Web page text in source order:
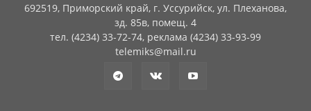
692519, Приморский край, г. Уссурийск, ул. Плеханова,
зд. 85в, помещ. 4
тел. (4234) 33-72-74, реклама (4234) 33-93-99
telemiks@mail.ru